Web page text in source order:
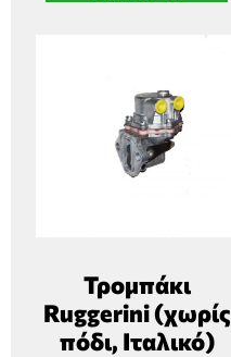
Τρομπάκι
Ruggerini (χωρίς
πόδι, Ιταλικό)